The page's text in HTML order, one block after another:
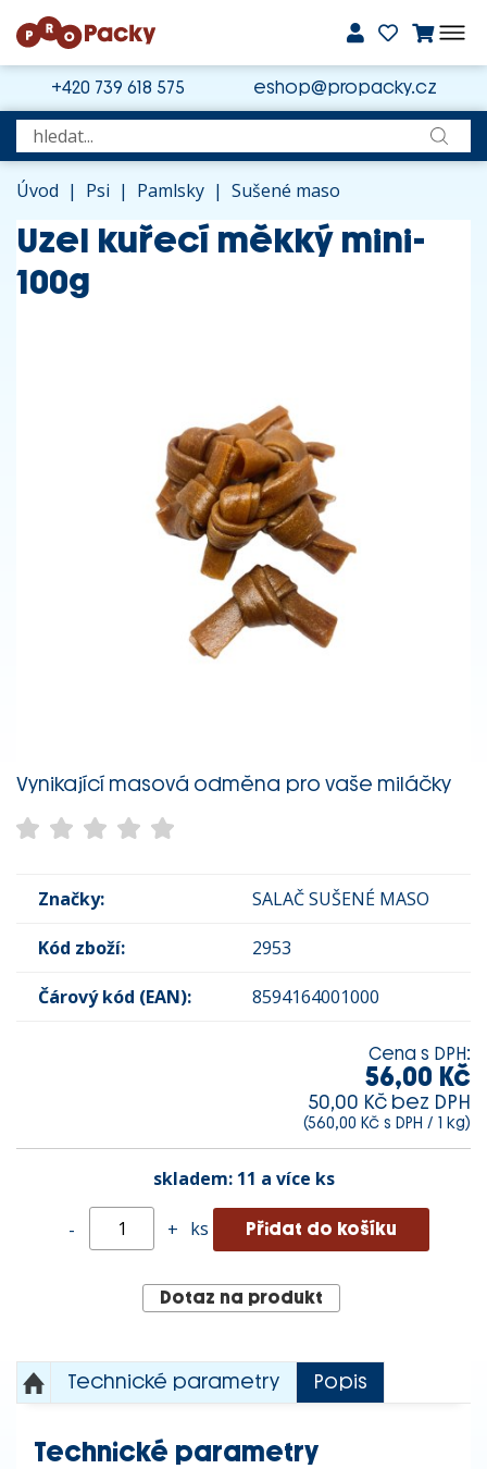
+420 739 618 575 eshop@propacky.cz
Úvod | Psi | Pamlsky | Sušené maso
Uzel kuřecí měkký mini-
100g
Vynikající masová odměna pro vaše miláčky
Značky: SALAČ SUŠENÉ MASO
Kód zboží: 2953
Čárový kód (EAN): 8594164001000
Cena s DPH:
56,00 Kč
50,00 Kč bez DPH
(560,00 Kč s DPH / 1 kg)
skladem: 11 a více ks
- + ks
Dotaz na produkt
Technické parametry Popis
Technické parametry